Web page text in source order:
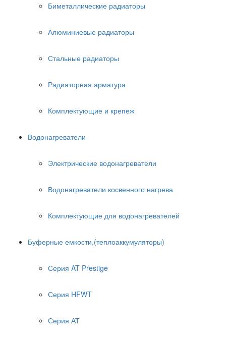
Биметаллические радиаторы
Алюминиевые радиаторы
Стальные радиаторы
Радиаторная арматура
Комплектующие и крепеж
Водонагреватели
Электрические водонагреватели
Водонагреватели косвенного нагрева
Комплектующие для водонагревателей
Буферные емкости,(теплоаккумуляторы)
Серия AT Prestige
Серия HFWT
Серия АТ